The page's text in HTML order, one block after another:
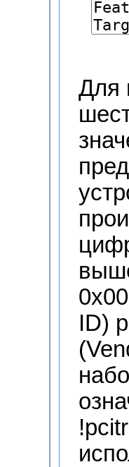
Для
ID)